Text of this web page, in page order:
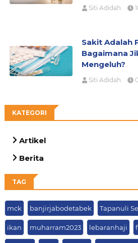
Siti Adidah
Sakit Adalah
Bagaimana
Mengeluh?
Siti Adidah
KATEGORI
Artikel
Berita
TAG
mck banjirjabodetabek Tapanuli
ikan muharram2023 lebaranhaji